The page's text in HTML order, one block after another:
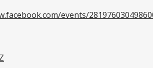
events/